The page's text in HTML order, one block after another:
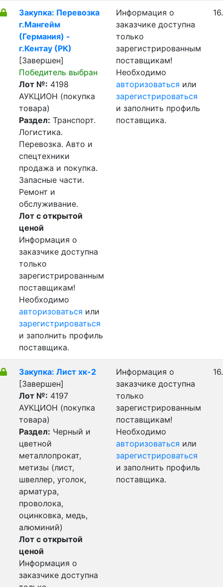
Закупка: Перевозка
г.Мангейм
(Германия) -
г.Кентау (РК)
[Завершен]
Победитель выбран
Лот №: 4198
АУКЦИОН (покупка
товара)
Раздел: Транспорт.
Логистика.
Перевозка. Авто и
спецтехники
продажа и покупка.
Запасные части.
Ремонт и
обслуживание.
Лот с открытой
ценой
Информация о
заказчике доступна
только
зарегистрированным
поставщикам!
Необходимо
авторизоваться или
зарегистрироваться
и заполнить профиль
поставщика.
Информация о
заказчике доступна
только
зарегистрированным
поставщикам!
Необходимо
авторизоваться или
зарегистрироваться
и заполнить профиль
поставщика.
Закупка: Лист хк-2
[Завершен]
Лот №: 4197
АУКЦИОН (покупка
товара)
Раздел: Черный и
цветной
металлопрокат,
метизы (лист,
швеллер, уголок,
арматура,
проволока,
оцинковка, медь,
алюминий)
Лот с открытой
ценой
Информация о
заказчике доступна
Информация о
заказчике доступна
только
зарегистрированным
поставщикам!
Необходимо
авторизоваться или
зарегистрироваться
и заполнить профиль
поставщика.